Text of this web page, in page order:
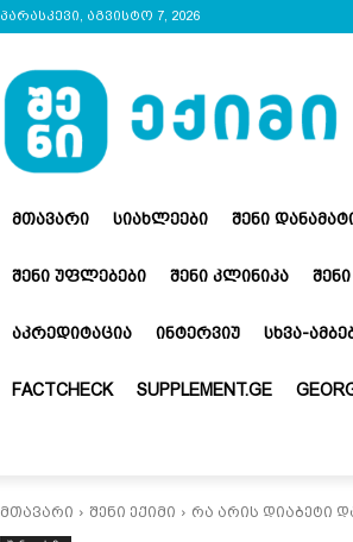
პარასკევი, აგვისტო 7, 2026
ᲛᲗᲐᲕᲐᲠᲘ ᲡᲘᲐᲮᲚᲔᲔᲑᲘ ᲨᲔᲜᲘ
ᲨᲔᲜᲘ ᲣᲤᲚᲔᲑᲔᲑᲘ ᲨᲔᲜᲘ ᲙᲚᲘᲜᲘᲙᲐ
ᲐᲙᲠᲔᲓᲘᲢᲐᲪᲘᲐ ᲘᲜᲢᲔᲠᲕᲘᲣ ᲡᲮᲕᲐ-
FACTCHECK SUPPLEMENT.GE
მთავარი შენი ექიმი რა არის დიაბეტი